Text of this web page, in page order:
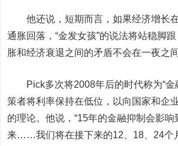
他还说，短期而言，如果经济增长在
通胀回落，“金发女孩”的说法将站稳脚
胀和经济衰退之间的矛盾不会在一夜之
Pick多次将2008年后的时代称为“金
策者将利率保持在低位，以向国家和企
的理论。他说，“15年的金融抑制会影
来……我们将在接下来的12、18、24个